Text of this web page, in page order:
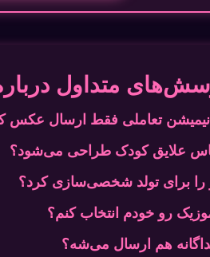
متداول
انیمیشن تعاملی فقط ارسال
علایق کودک طراحی می‌شود؟
را برای تولد شخصی‌سازی کرد؟
رو خودم انتخاب کنم؟
هم ارسال می‌شه؟